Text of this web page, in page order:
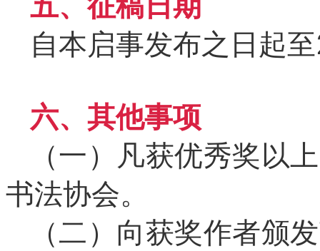
自本启事发布之日起
六、其他事项
（一）凡获优秀奖以
书法协会。
（二）向获奖作者颁